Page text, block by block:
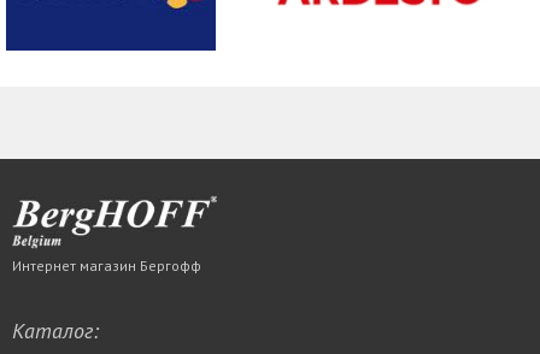
Интернет магазин Бергофф
Каталог: